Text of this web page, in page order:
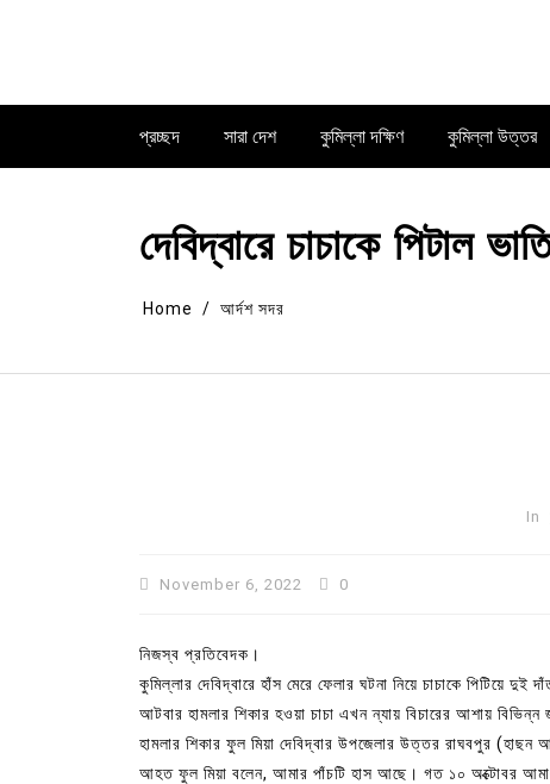
প্রচ্ছদ সারা দেশ কুমিল্লা দক্ষিণ কুমিল্লা উত্তর
দেবিদ্বারে চাচাকে পিটাল
Home আর্দশ সদর
In
November 6, 2022 0
নিজস্ব প্রতিবেদক।
কুমিল্লার দেবিদ্বারে হাঁস মেরে ফেলার ঘটনা নিয়ে চাচাকে
আটবার হামলার শিকার হওয়া চাচা এখন ন্যায় বিচারের আশায় বিভিন্ন
হামলার শিকার ফুল মিয়া দেবিদ্বার উপজেলার উত্তর রাঘবপুর (হাছন
আহত ফুল মিয়া বলেন, আমার পাঁচটি হাস আছে। গত ১০ অক্টোবর আমার